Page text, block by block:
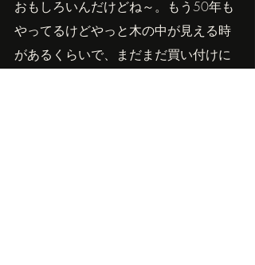
おもしろいんだけどね～。もう50年も
やってるけどやっと木の中が見える時
があるくらいで、まだまだ買い付けに